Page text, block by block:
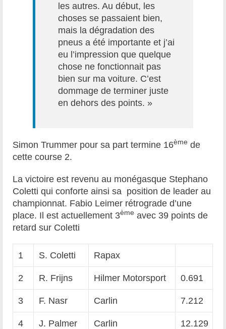
les autres. Au début, les
choses se passaient bien,
mais la dégradation des
pneus a été importante et j’ai
eu l’impression que quelque
chose ne fonctionnait pas
bien sur ma voiture. C’est
dommage de terminer juste
en dehors des points. »
Simon Trummer pour sa part termine 16ème de
cette course 2.
La victoire est revenu au monégasque Stephano
Coletti qui conforte ainsi sa position de leader au
championnat. Fabio Leimer rétrograde d’une
place. Il est actuellement 3ème avec 39 points de
retard sur Coletti
1 S. Coletti Rapax
2 R. Frijns Hilmer Motorsport 0.691
3 F. Nasr Carlin 7.212
4 J. Palmer Carlin 12.129